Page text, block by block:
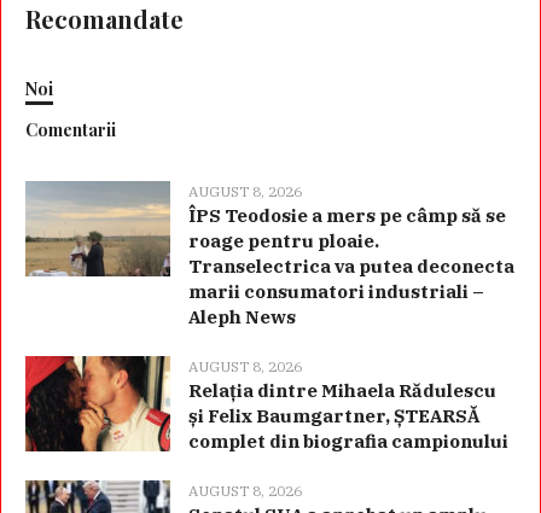
Recomandate
Noi
Comentarii
AUGUST 8, 2026
ÎPS Teodosie a mers pe câmp să se
roage pentru ploaie.
Transelectrica va putea deconecta
marii consumatori industriali –
Aleph News
AUGUST 8, 2026
Relația dintre Mihaela Rădulescu
și Felix Baumgartner, ȘTEARSĂ
complet din biografia campionului
AUGUST 8, 2026